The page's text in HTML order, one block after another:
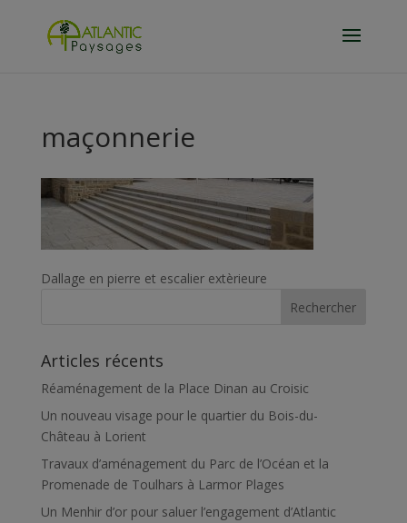
maçonnerie
Dallage en pierre et escalier extèrieure
Articles récents
Réaménagement de la Place Dinan au Croisic
Un nouveau visage pour le quartier du Bois-du-
Château à Lorient
Travaux d’aménagement du Parc de l’Océan et la
Promenade de Toulhars à Larmor Plages
Un Menhir d’or pour saluer l’engagement d’Atlantic